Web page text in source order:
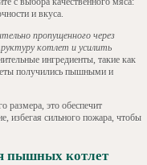
и вкуса.
пропущенного через
котлет и усилить
ингредиенты, такие как
получились пышными и
размера, это обеспечит
избегая сильного пожара, чтобы
пышных котлет